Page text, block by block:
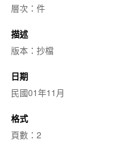
層次：件
描述
版本：抄檔
日期
民國01年11月
格式
頁數：2